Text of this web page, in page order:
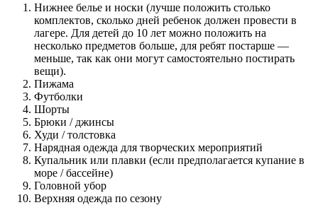
Нижнее белье и носки (лучше положить столько
комплектов, сколько дней ребенок должен провести в
лагере. Для детей до 10 лет можно положить на
несколько предметов больше, для ребят постарше —
меньше, так как они могут самостоятельно постирать
вещи).
Пижама
Футболки
Шорты
Брюки / джинсы
Худи / толстовка
Нарядная одежда для творческих мероприятий
Купальник или плавки (если предполагается купание в
море / бассейне)
Головной убор
Верхняя одежда по сезону